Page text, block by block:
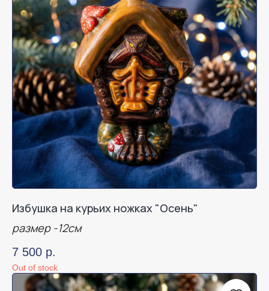
Избушка на курьих ножках "Осень"
размер -12см
7 500 р.
Out of stock